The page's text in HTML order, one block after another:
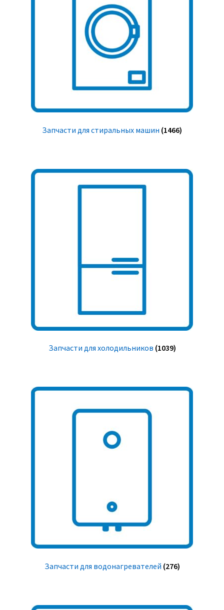
Запчасти для стиральных машин (1466)
Запчасти для холодильников (1039)
Запчасти для водонагревателей (276)